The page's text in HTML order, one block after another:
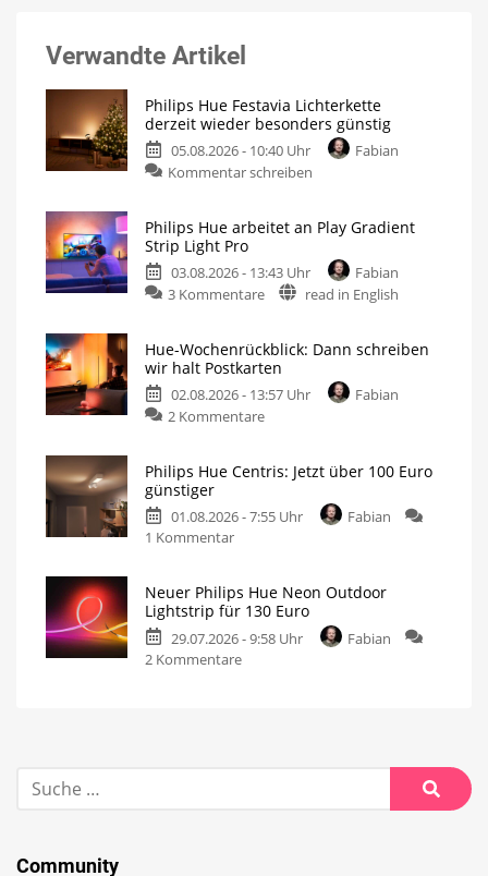
Verwandte Artikel
Philips Hue Festavia Lichterkette
derzeit wieder besonders günstig
05.08.2026 - 10:40 Uhr
Fabian
Kommentar schreiben
Philips Hue arbeitet an Play Gradient
Strip Light Pro
03.08.2026 - 13:43 Uhr
Fabian
3 Kommentare
read in English
Hue-Wochenrückblick: Dann schreiben
wir halt Postkarten
02.08.2026 - 13:57 Uhr
Fabian
2 Kommentare
Philips Hue Centris: Jetzt über 100 Euro
günstiger
01.08.2026 - 7:55 Uhr
Fabian
1 Kommentar
Neuer Philips Hue Neon Outdoor
Lightstrip für 130 Euro
29.07.2026 - 9:58 Uhr
Fabian
2 Kommentare
Community